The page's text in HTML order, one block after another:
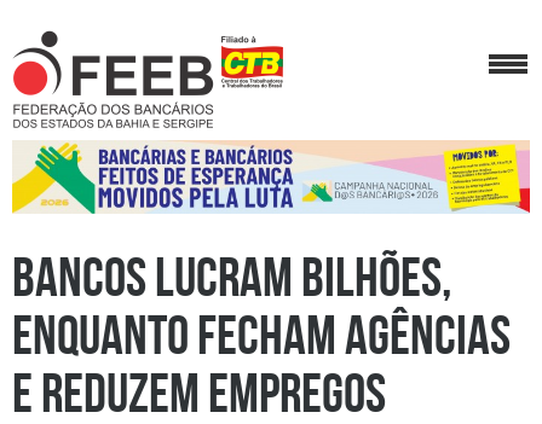
Bancos lucram bilhões,
enquanto fecham agências
e reduzem empregos